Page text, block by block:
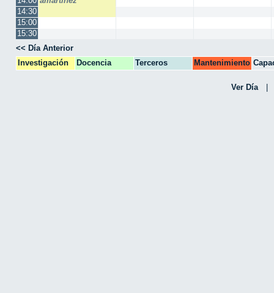
14:30
15:00
15:30
<< Día Anterior
Investigación
Docencia Terceros Mantenimiento
CPA
Ver Día
|